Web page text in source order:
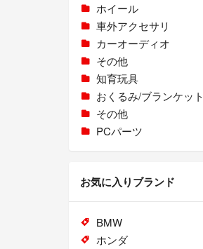
ホイール
車外アクセサリ
カーオーディオ
その他
知育玩具
おくるみ/ブランケット
その他
PCパーツ
お気に入りブランド
BMW
ホンダ